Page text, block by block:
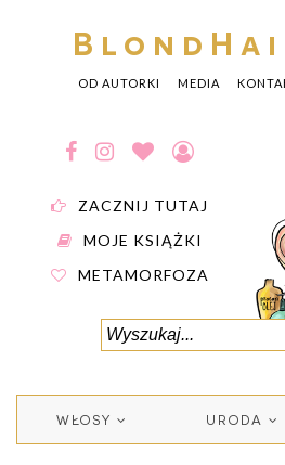
OD AUTORKI MEDIA
ZACZNIJ TUTAJ
MOJE KSIĄŻKI
METAMORFOZA
WŁOSY URODA